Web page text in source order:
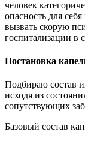
человек
опасность для
вызвать скорую
госпитализации в
Постановка
Подбираю состав
исходя из
сопутствующих
Базовый состав